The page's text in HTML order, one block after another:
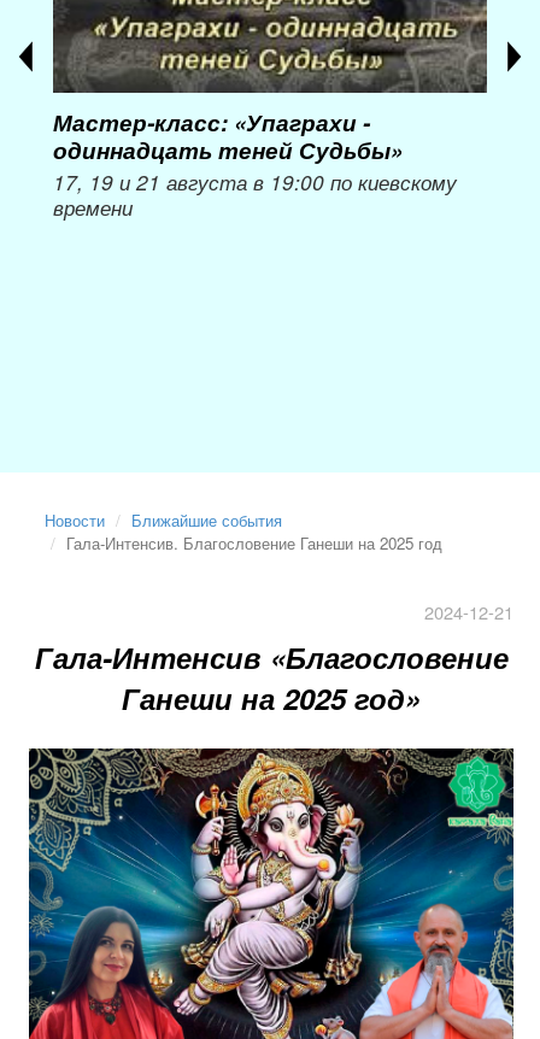
Мастер-класс: «Упаграхи -
одиннадцать теней Судьбы»
17, 19 и 21 августа в 19:00 по киевскому
времени
Новости
Ближайшие события
Гала-Интенсив. Благословение Ганеши на 2025 год
2024-12-21
Гала-Интенсив «Благословение
Ганеши на 2025 год»